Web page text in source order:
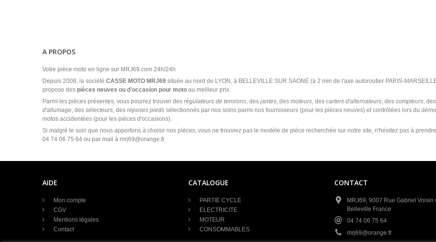
A PROPOS
Votre pièce moto en ligne sur MRJ69.com 24h/24h
Depuis 2008, la société CASSE MOTO MRJ69 située au nord de LYON, à BELLEVILLE SUR SAONE (à 2 min de l'axe autoroutier PARIS-
propose des pièces neuves ou d'occasion pour moto au meilleur prix.
Parmi les pièces présentes, vous pourrez trouver des régulateurs de tensions, des jantes, des moteurs, des carters d'alternateurs, des compteurs, des
d'allumage, des sélecteurs, des reposes pieds sélectionnés par nos soins parmi nos fournisseurs (pour les pièces neuves) et contrôlées lors du
motos accidentées (pour les pièces d'occasions).
Si malgré le soin que nous apportons à choisir nos pièces, vous ne trouviez pas le modèle de pièce recherchée sur notre site, n'hésitez pas à
04 74 06 75 64 ou par mail à mrj69@orange.fr.
AIDE
Mon compte
CGV
Mentions légales
Contact
CATALOGUE
PARTIE CYCLE
ELECTRICITE
MOTEUR
CONSOMMABLES
CONTACT
MRJ69, 9007 Rue Gabriel Voisin
Belleville France
04 74 06 75 64
mrj69@orange.fr